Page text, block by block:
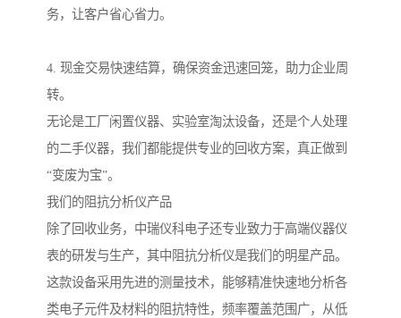
务，让客户省心省力。
4. 现金交易快速结算，确保资金迅速回笼，助力企业周
转。
无论是工厂闲置仪器、实验室淘汰设备，还是个人处理
的二手仪器，我们都能提供专业的回收方案，真正做到
“变废为宝”。
我们的阻抗分析仪产品
除了回收业务，中瑞仪科电子还专业致力于高端仪器仪
表的研发与生产，其中阻抗分析仪是我们的明星产品。
这款设备采用先进的测量技术，能够精准快速地分析各
类电子元件及材料的阻抗特性，频率覆盖范围广，从低